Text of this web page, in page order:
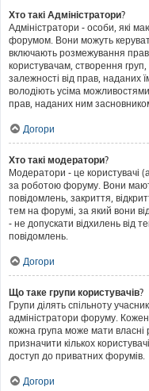
Хто такі Адміністратори?
Адміністратори - особи, які
форумом. Вони можуть
включають розмежування
користувачам, створення
залежності від прав, наданих
володіють усіма
прав, наданих ним
Догори
Хто такі модератори?
Модератори - це користувачі
за роботою форуму. Вони
повідомлень, закриття,
тем на форумі, за який вони
- не допускати відхилень від
повідомлень.
Догори
Що таке групи користувачів?
Групи ділять спільноту
адміністратори форуму.
кожна група може мати власні
призначити кількох
доступ до приватних форумів.
Догори